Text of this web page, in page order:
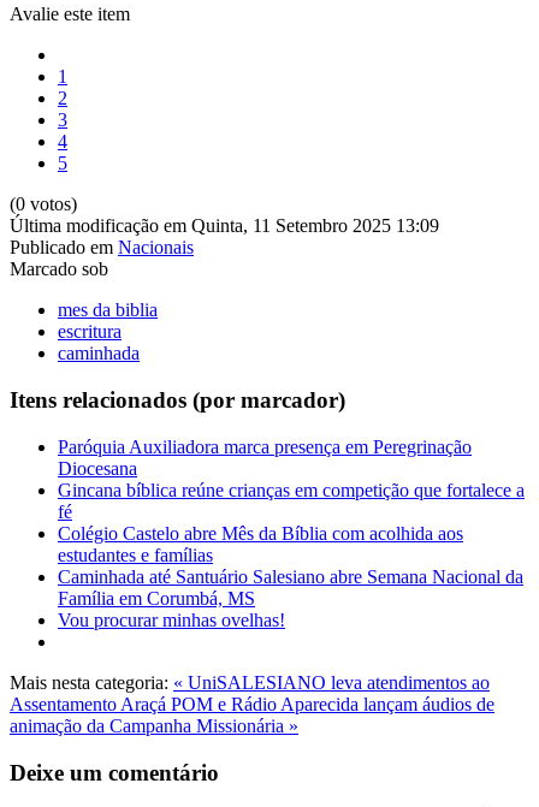
Avalie este item
1
2
3
4
5
(0 votos)
Última modificação em Quinta, 11 Setembro 2025 13:09
Publicado em Nacionais
Marcado sob
mes da biblia
escritura
caminhada
Itens relacionados (por marcador)
Paróquia Auxiliadora marca presença em Peregrinação
Diocesana
Gincana bíblica reúne crianças em competição que fortalece a
fé
Colégio Castelo abre Mês da Bíblia com acolhida aos
estudantes e famílias
Caminhada até Santuário Salesiano abre Semana Nacional da
Família em Corumbá, MS
Vou procurar minhas ovelhas!
Mais nesta categoria: « UniSALESIANO leva atendimentos ao
Assentamento Araçá POM e Rádio Aparecida lançam áudios de
animação da Campanha Missionária »
Deixe um comentário